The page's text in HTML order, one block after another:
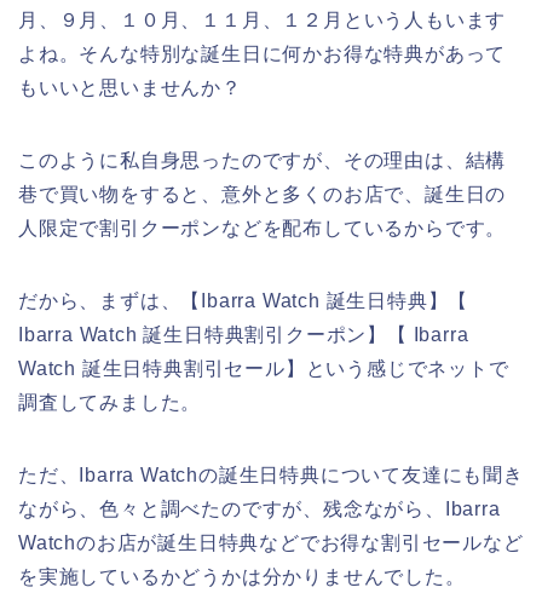
月、９月、１０月、１１月、１２月という人もいます
よね。そんな特別な誕生日に何かお得な特典があって
もいいと思いませんか？
このように私自身思ったのですが、その理由は、結構
巷で買い物をすると、意外と多くのお店で、誕生日の
人限定で割引クーポンなどを配布しているからです。
だから、まずは、【Ibarra Watch 誕生日特典】【
Ibarra Watch 誕生日特典割引クーポン】【 Ibarra
Watch 誕生日特典割引セール】という感じでネットで
調査してみました。
ただ、Ibarra Watchの誕生日特典について友達にも聞き
ながら、色々と調べたのですが、残念ながら、Ibarra
Watchのお店が誕生日特典などでお得な割引セールなど
を実施しているかどうかは分かりませんでした。